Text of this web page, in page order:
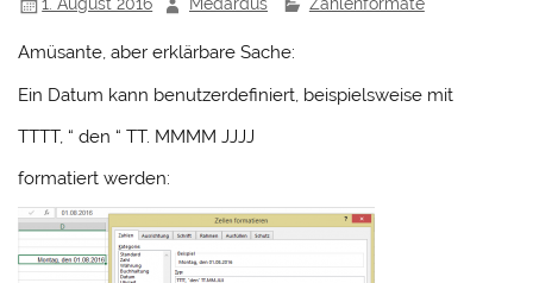
1. August 2016 Medardus Zahlenformate
Amüsante, aber erklärbare Sache:
Ein Datum kann benutzerdefiniert, beispielsweise mit
TTTT, “ den “ TT. MMMM JJJJ
formatiert werden: